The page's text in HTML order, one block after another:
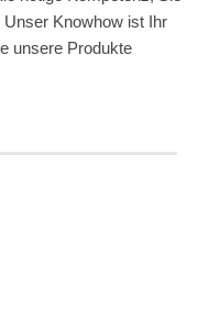
Knowhow ist Ihr
unsere Produkte